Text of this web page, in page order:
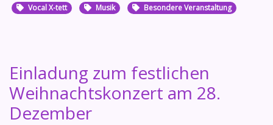
Vocal X-tett
Musik Besondere Veranstaltung
Einladung zum festlichen
Weihnachtskonzert am 28.
Dezember